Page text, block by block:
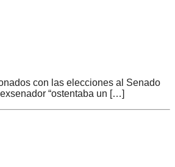
con las elecciones al Senado
“ostentaba un […]